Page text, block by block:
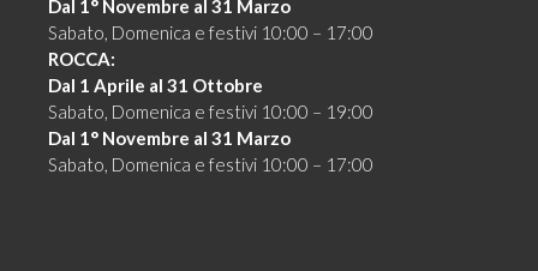
Dal 1° Novembre al 31 Marzo
Sabato, Domenica e festivi 10:00 – 17:00
ROCCA:
Dal 1 Aprile al 31 Ottobre
Sabato, Domenica e festivi 10:00 – 19:00
Dal 1° Novembre al 31 Marzo
Sabato, Domenica e festivi 10:00 – 17:00